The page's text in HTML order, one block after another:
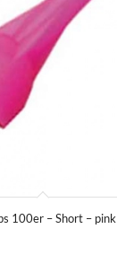
100er – Short – pink